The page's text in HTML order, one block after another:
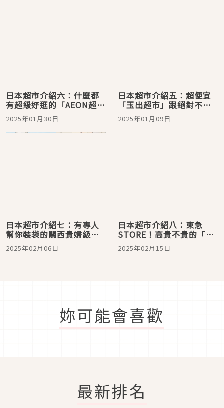
日本超市介紹六：什麼都
有超級好逛的「AEON超
市」，結合超市與生活購
物的「AEON STYLE」
2025年01月30日
日本超市介紹五：超便宜
「玉出超市」跟絕對不可
錯過的「一圓特賣」！
2025年01月09日
日本超市介紹七：有專人
幫你裝袋的關西貴婦級超
市「ikari 」
2025年02月06日
日本超市介紹八：東急
STORE！高貴不貴的「名
人階級」超市
2025年02月15日
妳可能會喜歡
最新排名